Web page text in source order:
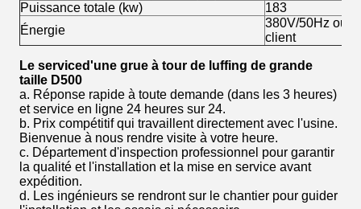
Puissance totale (kw)
183
Énergie
380V/50Hz ou
client
Le serviced'une grue à tour de luffing de grande
taille D500
a. Réponse rapide à toute demande (dans les 3 heures)
et service en ligne 24 heures sur 24.
b. Prix compétitif qui travaillent directement avec l'usine.
Bienvenue à nous rendre visite à votre heure.
c. Département d'inspection professionnel pour garantir
la qualité et l'installation et la mise en service avant
expédition.
d. Les ingénieurs se rendront sur le chantier pour guider